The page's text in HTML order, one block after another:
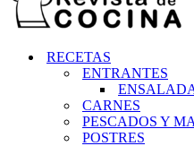
RECETAS
ENTRANTES
CARNES
PESCADOS Y
POSTRES